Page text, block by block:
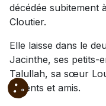
décédée subitement
Cloutier.
Elle laisse dans le
Jacinthe, ses petits-
Talullah, sa sœur
parents et amis.